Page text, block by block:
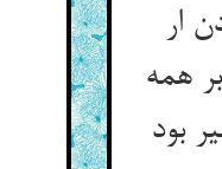
ار
همه
بود